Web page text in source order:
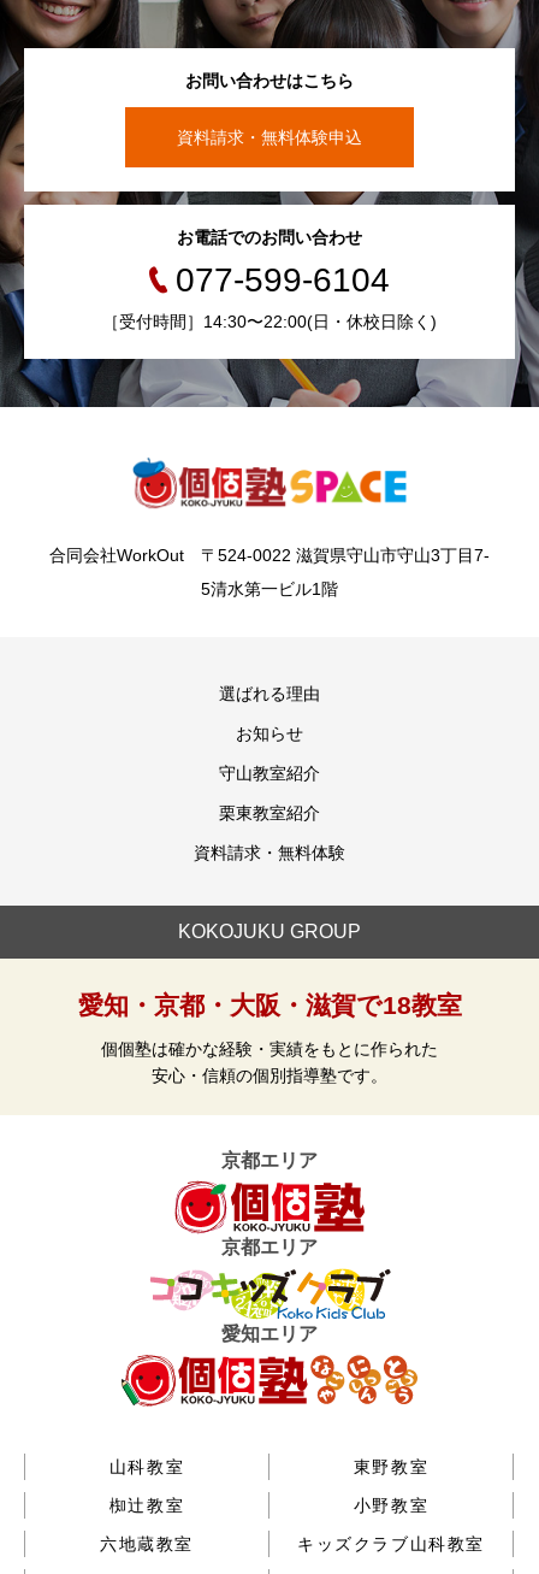
お問い合わせはこちら
資料請求・無料体験申込
お電話でのお問い合わせ
077-599-6104
［受付時間］14:30〜22:00(日・休校日除く)
合同会社WorkOut 〒524-0022 滋賀県守山市守山3丁目7-
5清水第一ビル1階
選ばれる理由
お知らせ
守山教室紹介
栗東教室紹介
資料請求・無料体験
KOKOJUKU GROUP
愛知・京都・大阪・滋賀で18教室
個個塾は確かな経験・実績をもとに作られた
安心・信頼の個別指導塾です。
京都エリア
京都エリア
愛知エリア
山科教室
東野教室
椥辻教室
小野教室
六地蔵教室
キッズクラブ山科教室